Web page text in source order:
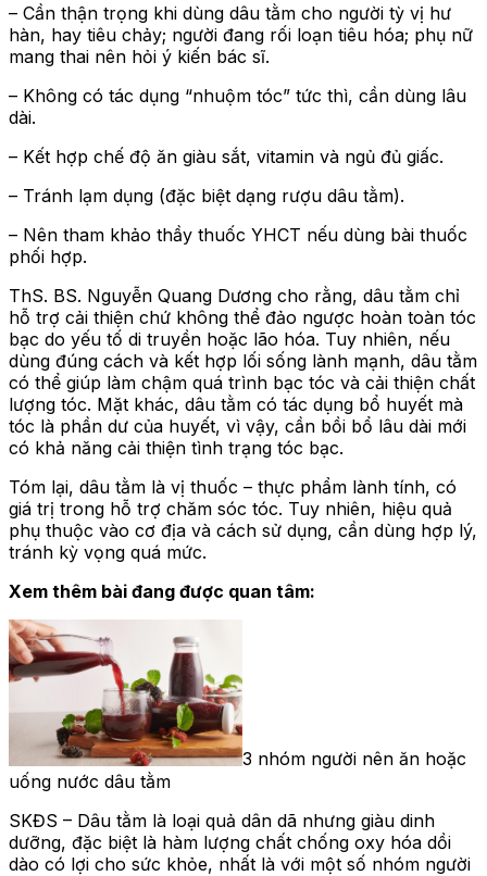
– Cần thận trọng khi dùng dâu tằm cho người tỳ vị hư
hàn, hay tiêu chảy; người đang rối loạn tiêu hóa; phụ nữ
mang thai nên hỏi ý kiến bác sĩ.
– Không có tác dụng “nhuộm tóc” tức thì, cần dùng lâu
dài.
– Kết hợp chế độ ăn giàu sắt, vitamin và ngủ đủ giấc.
– Tránh lạm dụng (đặc biệt dạng rượu dâu tằm).
– Nên tham khảo thầy thuốc YHCT nếu dùng bài thuốc
phối hợp.
ThS. BS. Nguyễn Quang Dương cho rằng, dâu tằm chỉ
hỗ trợ cải thiện chứ không thể đảo ngược hoàn toàn tóc
bạc do yếu tố di truyền hoặc lão hóa. Tuy nhiên, nếu
dùng đúng cách và kết hợp lối sống lành mạnh, dâu tằm
có thể giúp làm chậm quá trình bạc tóc và cải thiện chất
lượng tóc. Mặt khác, dâu tằm có tác dụng bổ huyết mà
tóc là phần dư của huyết, vì vậy, cần bồi bổ lâu dài mới
có khả năng cải thiện tình trạng tóc bạc.
Tóm lại, dâu tằm là vị thuốc – thực phẩm lành tính, có
giá trị trong hỗ trợ chăm sóc tóc. Tuy nhiên, hiệu quả
phụ thuộc vào cơ địa và cách sử dụng, cần dùng hợp lý,
tránh kỳ vọng quá mức.
Xem thêm bài đang được quan tâm:
3 nhóm người nên ăn hoặc
uống nước dâu tằm
SKĐS – Dâu tằm là loại quả dân dã nhưng giàu dinh
dưỡng, đặc biệt là hàm lượng chất chống oxy hóa dồi
dào có lợi cho sức khỏe, nhất là với một số nhóm người